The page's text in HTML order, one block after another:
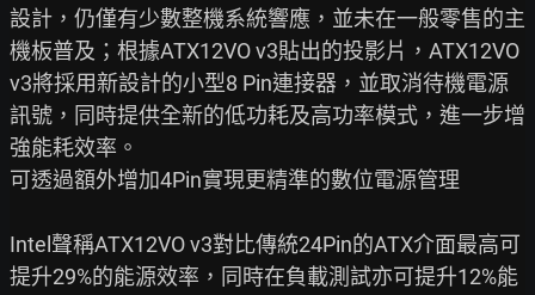
設計，仍僅有少數整機系統響應，並未在一般零售的主
機板普及；根據ATX12VO v3貼出的投影片，ATX12VO
v3將採用新設計的小型8 Pin連接器，並取消待機電源
訊號，同時提供全新的低功耗及高功率模式，進一步增
強能耗效率。
可透過額外增加4Pin實現更精準的數位電源管理
Intel聲稱ATX12VO v3對比傳統24Pin的ATX介面最高可
提升29%的能源效率，同時在負載測試亦可提升12%能